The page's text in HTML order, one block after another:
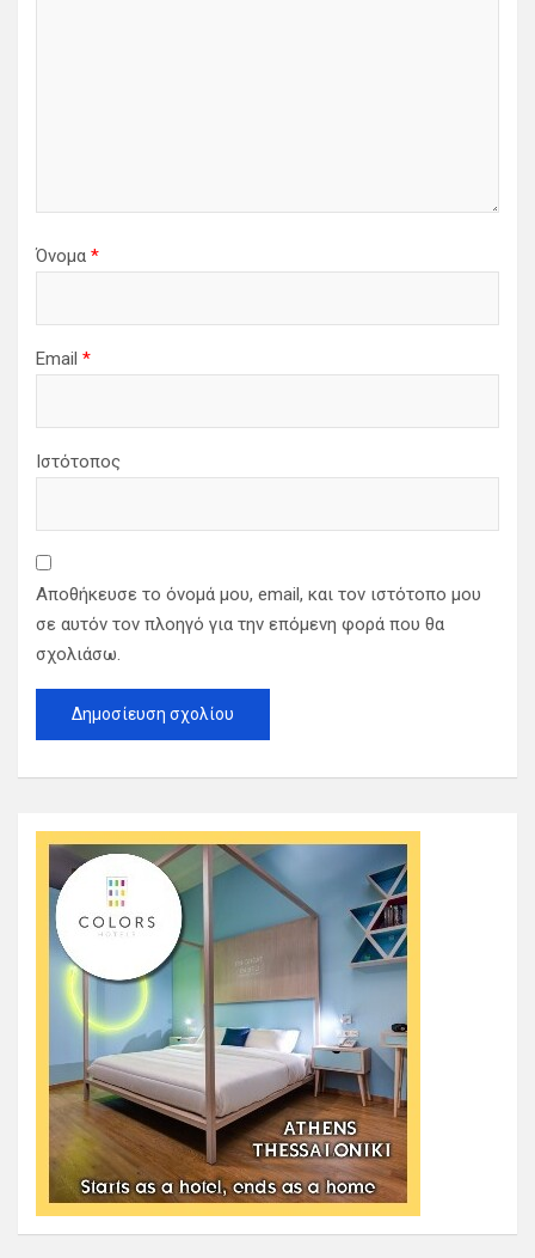
Όνομα *
Email *
Ιστότοπος
Αποθήκευσε το όνομά μου, email, και τον ιστότοπο μου
σε αυτόν τον πλοηγό για την επόμενη φορά που θα
σχολιάσω.